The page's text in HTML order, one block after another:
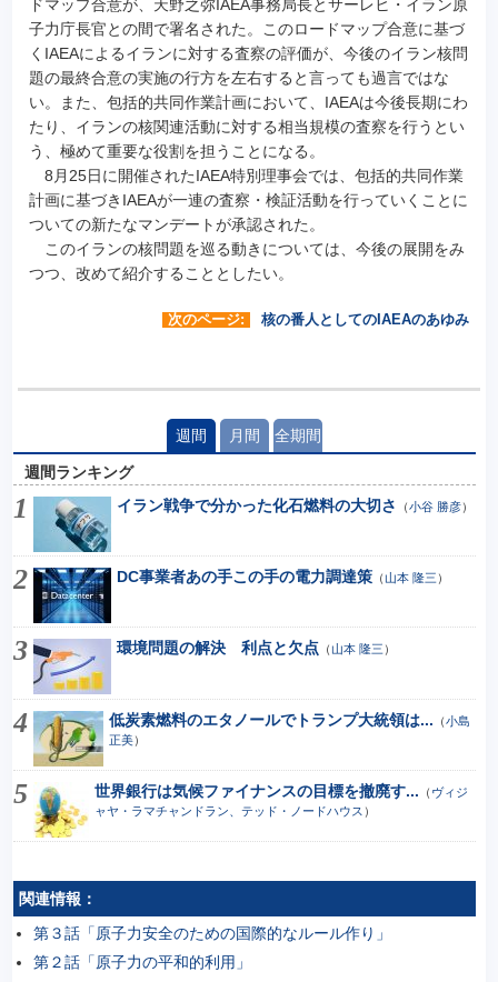
ドマップ合意が、天野之弥IAEA事務局長とサーレヒ・イラン原
子力庁長官との間で署名された。このロードマップ合意に基づ
くIAEAによるイランに対する査察の評価が、今後のイラン核問
題の最終合意の実施の行方を左右すると言っても過言ではな
い。また、包括的共同作業計画において、IAEAは今後長期にわ
たり、イランの核関連活動に対する相当規模の査察を行うとい
う、極めて重要な役割を担うことになる。
8月25日に開催されたIAEA特別理事会では、包括的共同作業
計画に基づきIAEAが一連の査察・検証活動を行っていくことに
ついての新たなマンデートが承認された。
このイランの核問題を巡る動きについては、今後の展開をみ
つつ、改めて紹介することとしたい。
次のページ: 核の番人としてのIAEAのあゆみ
週間 月間 全期間
週間ランキング
イラン戦争で分かった化石燃料の大切さ
（小谷 勝彦）
DC事業者あの手この手の電力調達策（山本 隆三 ）
環境問題の解決 利点と欠点 （山本 隆三 ）
低炭素燃料のエタノールでトランプ大統領は... （小島
正美）
世界銀行は気候ファイナンスの目標を撤廃す... （ ヴィジ
ャヤ・ラマチャンドラン、テッド・ノードハウス ）
関連情報：
第３話「原子力安全のための国際的なルール作り」
第２話「原子力の平和的利用」